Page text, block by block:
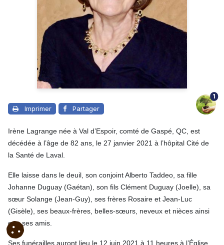
Imprimer Partager
1
Irène Lagrange née à Val d’Espoir, comté de Gaspé, QC, est
décédée à l’âge de 82 ans, le 27 janvier 2021 à l’hôpital Cité de
la Santé de Laval.
Elle laisse dans le deuil, son conjoint Alberto Taddeo, sa fille
Johanne Duguay (Gaétan), son fils Clément Duguay (Joelle), sa
sœur Solange (Jean-Guy), ses frères Rosaire et Jean-Luc
(Gisèle), ses beaux-frères, belles-sœurs, neveux et nièces ainsi
que ses amis.
Ses funérailles auront lieu le 12 juin 2021 à 11 heures à l’Église